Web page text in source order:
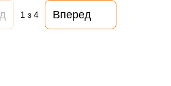
1з 4 Вперед